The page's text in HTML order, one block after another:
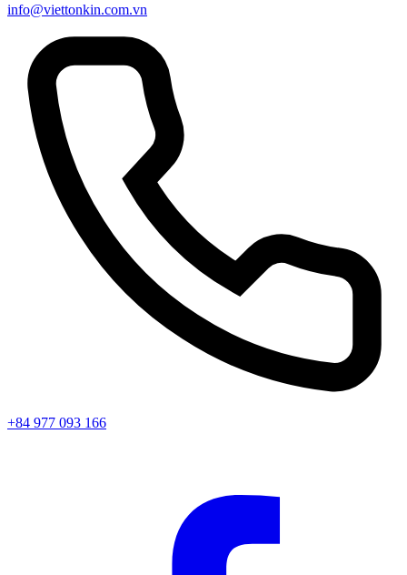
info@viettonkin.com.vn
+84 977 093 166